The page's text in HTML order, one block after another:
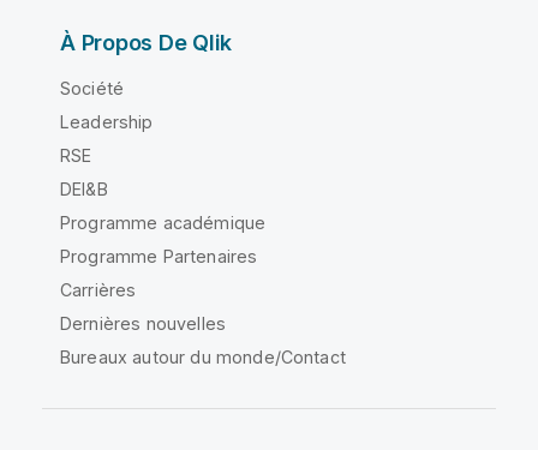
À Propos De Qlik
Société
Leadership
RSE
DEI&B
Programme académique
Programme Partenaires
Carrières
Dernières nouvelles
Bureaux autour du monde/Contact